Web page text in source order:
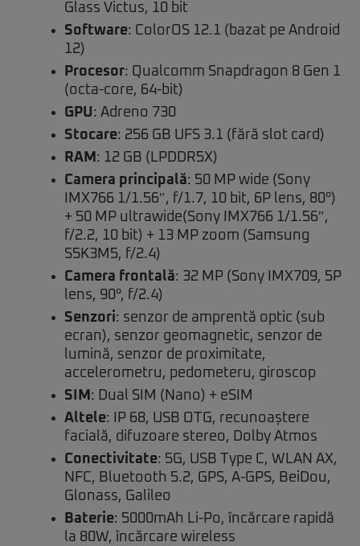
Glass Victus, 10 bit
Software: ColorOS 12.1 (bazat pe Android
12)
Procesor: Qualcomm Snapdragon 8 Gen 1
(octa-core, 64-bit)
GPU: Adreno 730
Stocare: 256 GB UFS 3.1 (fără slot card)
RAM : 12 GB (LPDDR5X)
Camera principală: 50 MP wide (Sony
IMX766 1/1.56″, f/1.7, 10 bit, 6P lens, 80°)
+ 50 MP ultrawide(Sony IMX766 1/1.56″,
f/2.2, 10 bit) + 13 MP zoom (Samsung
S5K3M5, f/2.4)
Camera frontală: 32 MP (Sony IMX709, 5P
lens, 90°, f/2.4)
Senzori: senzor de amprentă optic (sub
ecran), senzor geomagnetic, senzor de
lumină, senzor de proximitate,
accelerometru, pedometeru, giroscop
SIM : Dual SIM (Nano) + eSIM
Altele: IP 68, USB OTG, recunoaștere
facială, difuzoare stereo, Dolby Atmos
Conectivitate: 5G, USB Type C, WLAN AX,
NFC, Bluetooth 5.2, GPS, A-GPS, BeiDou,
Glonass, Galileo
Baterie: 5000mAh Li-Po, încărcare rapidă
la 80W, încărcare wireless